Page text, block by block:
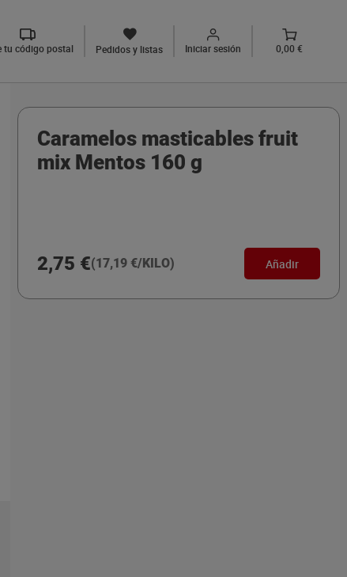
tu código postal Pedidos y listas Iniciar sesión 0,00 €
Caramelos masticables fruit
mix Mentos 160 g
2,75 €(17,19 €/KILO) Añadir